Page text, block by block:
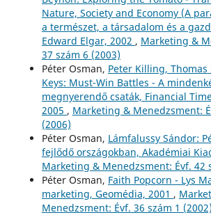
Nature, Society and Economy (A
a természet, a társadalom és a
Edward Elgar, 2002 , Marketing &
37 szám 6 (2003)
Péter Osman, Peter Killing,
Keys: Must-Win Battles - A
megnyerendő csaták, Financial
2005 , Marketing & Menedzsment:
(2006)
Péter Osman, Lámfalussy Sándor:
fejlődő országokban, Akadémiai
Marketing & Menedzsment: Évf. 42
Péter Osman, Faith Popcorn - Lys
marketing, Geomédia, 2001 ,
Menedzsment: Évf. 36 szám 1 (2002)